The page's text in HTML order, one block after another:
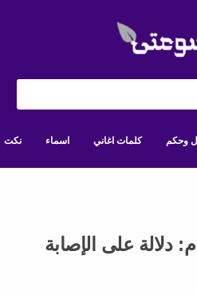
وحكم كلمات اغاني اسماء نكت
دلالة على الإصابة